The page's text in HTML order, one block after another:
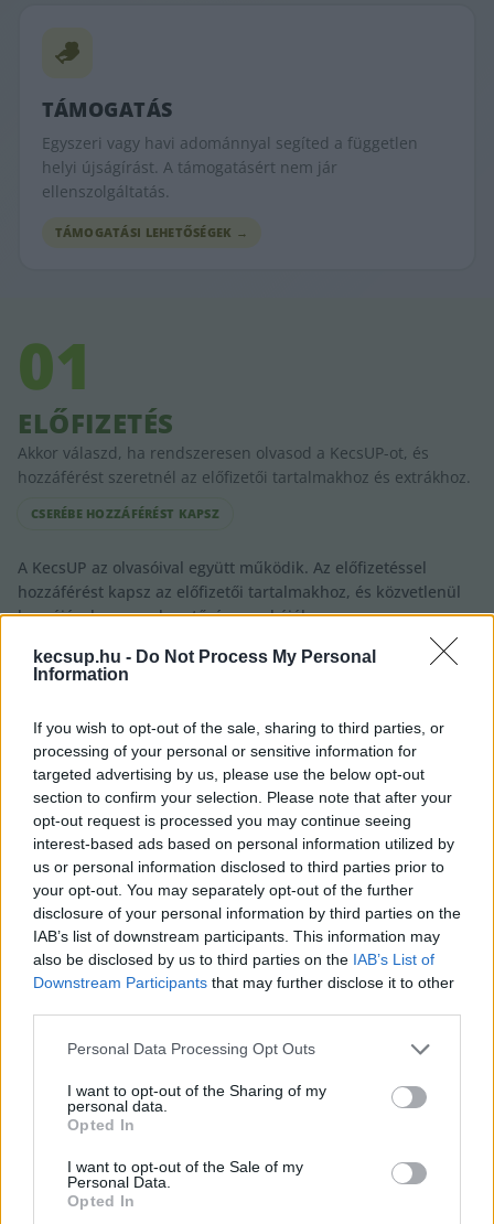
kecsup.hu - Do Not Process My Personal
Information
If you wish to opt-out of the sale, sharing to third parties, or
processing of your personal or sensitive information for
targeted advertising by us, please use the below opt-out
section to confirm your selection. Please note that after your
opt-out request is processed you may continue seeing
interest-based ads based on personal information utilized by
us or personal information disclosed to third parties prior to
your opt-out. You may separately opt-out of the further
disclosure of your personal information by third parties on the
IAB’s list of downstream participants. This information may
also be disclosed by us to third parties on the IAB’s List of
Downstream Participants that may further disclose it to other
Please note that this website/app uses one or more Google
not limited to your visit or usage behaviour. You may click to
grant or deny consent to Google and its third-party tags to
use your data for below specified purposes in below Google
consent section.
Personal Data Processing Opt Outs
I want to opt-out of the Sharing of my
personal data.
Opted In
I want to opt-out of the Sale of my
Personal Data.
Opted In
TÁMOGATÁS
Egyszeri vagy havi adománnyal segíted a független
helyi újságírást. A támogatásért nem jár
ellenszolgáltatás.
TÁMOGATÁSI LEHETŐSÉGEK →
01
ELŐFIZETÉS
Akkor válaszd, ha rendszeresen olvasod a KecsUP-ot, és
hozzáférést szeretnél az előfizetői tartalmakhoz és extrákhoz.
CSERÉBE HOZZÁFÉRÉST KAPSZ
A KecsUP az olvasóival együtt működik. Az előfizetéssel
hozzáférést kapsz az előfizetői tartalmakhoz, és közvetlenül
hozzájárulsz a szerkesztőség munkájához.
Próbáld ki a KecsUP-ot
3000Ft | (~8EUR)
/ hó · a számlázás havonta történik
Hosszabb távra választom a KecsUP-ot
Éves előfizetés
27 000Ft | (~71EUR)
/ év · ~ 2250 Ft/hó átlag
Fizetendő összeg most
3000Ft
Havi számlázási ciklus
Reklámmentes olvasás